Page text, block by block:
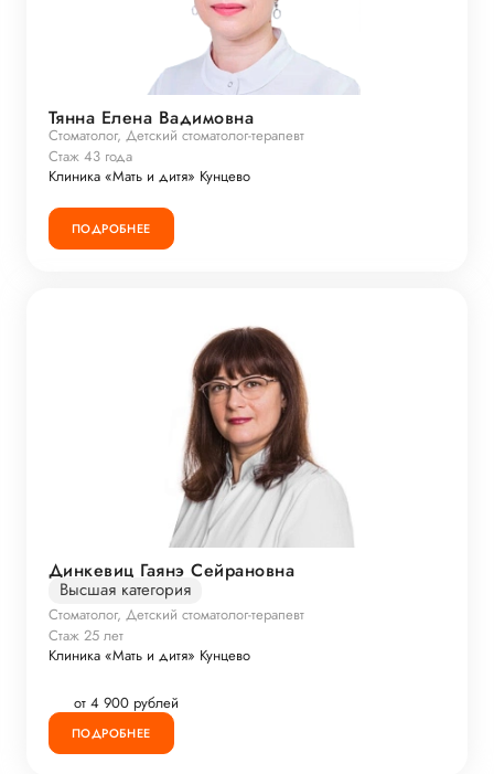
Тянна Елена Вадимовна
Стоматолог, Детский стоматолог-терапевт
Стаж 43 года
Клиника «Мать и дитя» Кунцево
ПОДРОБНЕЕ
Динкевиц Гаянэ Сейрановна
Высшая категория
Стоматолог, Детский стоматолог-терапевт
Стаж 25 лет
Клиника «Мать и дитя» Кунцево
от 4 900 рублей
ПОДРОБНЕЕ